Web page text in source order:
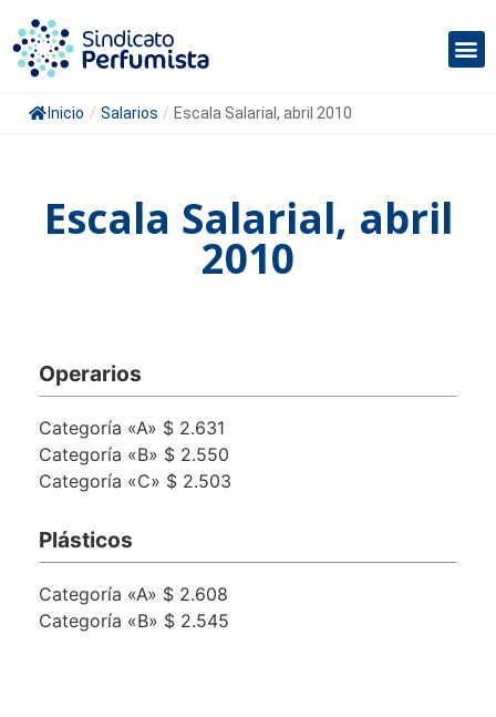
Inicio / Salarios / Escala Salarial, abril 2010
Escala Salarial, abril
2010
Operarios
Categoría «A» $ 2.631
Categoría «B» $ 2.550
Categoría «C» $ 2.503
Plásticos
Categoría «A» $ 2.608
Categoría «B» $ 2.545